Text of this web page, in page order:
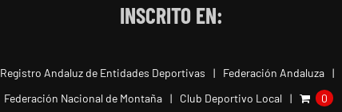
INSCRITO EN:
Registro Andaluz de Entidades Deportivas
Federación Andaluza
Federación Nacional de Montaña
Club Deportivo Local 0